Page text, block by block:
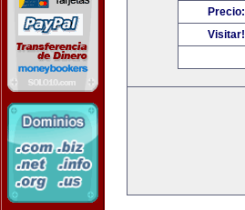
Precio:
Visitar!